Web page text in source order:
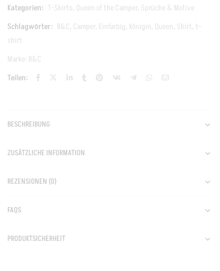
Kategorien: T-Shirts, Queen of the Camper, Sprüche & Motive
Schlagwörter: B&C, Camper, Einfarbig, Königin, Queen, Shirt, t-
shirt
Marke: B&C
Teilen:
BESCHREIBUNG
ZUSÄTZLICHE INFORMATION
REZENSIONEN (0)
FAQS
PRODUKTSICHERHEIT